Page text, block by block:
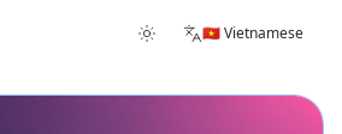
🇻🇳 Vietnamese